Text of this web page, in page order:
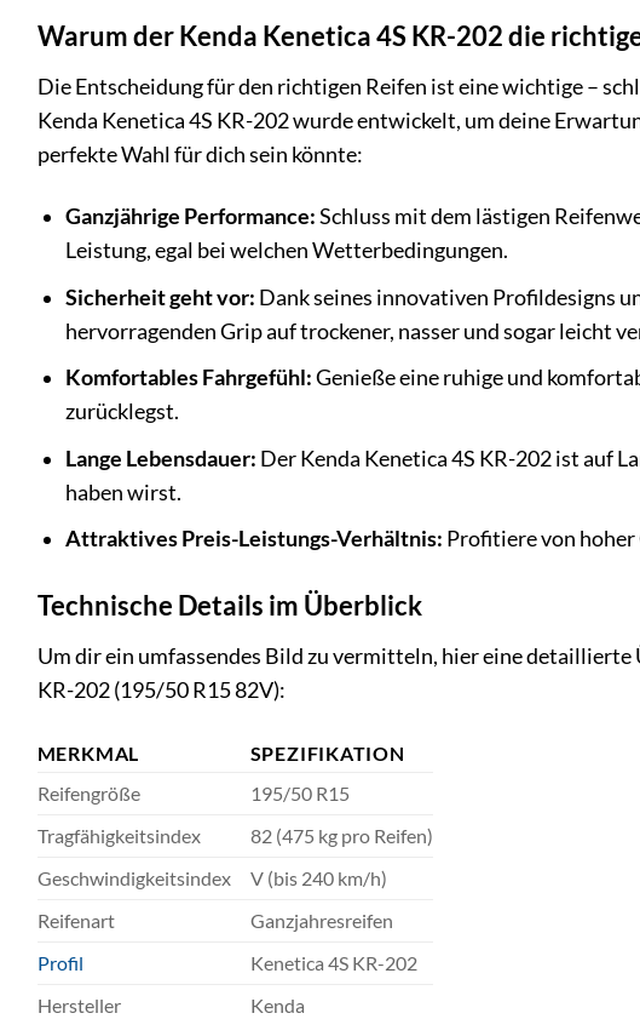
Warum der Kenda Kenetica 4S KR-202 die
Die Entscheidung für den richtigen Reifen ist eine wichtige –
Kenda Kenetica 4S KR-202 wurde entwickelt, um deine
perfekte Wahl für dich sein könnte:
Ganzjährige Performance:Schluss mit dem lästigen
Leistung, egal bei welchen Wetterbedingungen.
Sicherheit geht vor: Dank seines innovativen Profildesigns
hervorragenden Grip auf trockener, nasser und sogar leicht
Komfortables Fahrgefühl:Genieße eine ruhige und
zurücklegst.
Lange Lebensdauer: Der Kenda Kenetica 4S KR-202 ist auf
haben wirst.
Attraktives Preis-Leistungs-Verhältnis: Profitiere von
Technische Details im Überblick
Um dir ein umfassendes Bild zu vermitteln, hier eine
KR-202 (195/50 R15 82V):
MERKMAL
SPEZIFIKATION
Reifengröße
195/50 R15
Tragfähigkeitsindex
82 (475 kg pro Reifen)
Geschwindigkeitsindex
V (bis 240 km/h)
Reifenart
Ganzjahresreifen
Profil
Kenetica 4S KR-202
Hersteller
Kenda